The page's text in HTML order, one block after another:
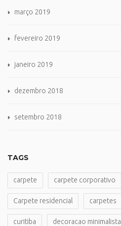
março 2019
fevereiro 2019
janeiro 2019
dezembro 2018
setembro 2018
TAGS
carpete carpete corporativo
Carpete residencial carpetes
curitiba decoracao minimalista